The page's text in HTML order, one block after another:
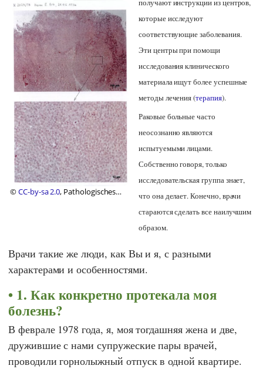
©CC-by-sa 2.0, Pathologisches
получают инструкции из центров,
которые исследуют
соответствующие заболевания.
Эти центры при помощи
исследования клинического
материала ищут более успешные
методы лечения (терапия).
Раковые больные часто
неосознанно являются
испытуемыми лицами.
Собственно говоря, только
исследовательская группа знает,
что она делает. Конечно, врачи
стараются сделать все наилучшим
образом.
Врачи такие же люди, как Вы и я, с разными
характерами и особенностями.
1. Как конкретно протекала моя
болезнь?
В феврале 1978 года, я, моя тогдашняя жена и две,
дружившие с нами супружеские пары врачей,
проводили горнолыжный отпуск в одной квартире.